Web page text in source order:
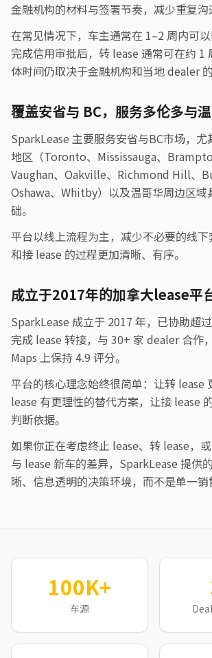
金融机构的材料与签署节奏，减少重复沟
在常见情况下，车主通常在 1–2 周内可以
完成信用审批后，转 lease 通常可在约 1
体时间仍取决于金融机构和当地 dealer 的
覆盖安省与 BC，服务多伦多与
SparkLease 主要服务安省与BC市场，尤
地区（Toronto、Mississauga、
Vaughan、Oakville、Richmond Hill、
Oshawa、Whitby）以及温哥华周边区域
础。
平台以线上流程为主，减少不必要的线
和接 lease 的过程更加清晰、有序。
成立于2017年的加拿大lease平
SparkLease 成立于 2017 年，已协助超
完成 lease 转接，与 30+ 家 dealer 合作
Maps 上保持 4.9 评分。
平台的核心理念始终很简单：让转 lease
lease 有更理性的替代方案，让接 lease
判断依据。
如果你正在考虑终止 lease、转 lease，
与 lease 新车的差异，SparkLease 提供
晰、信息透明的决策环境，而不是单一销
100K+
车源